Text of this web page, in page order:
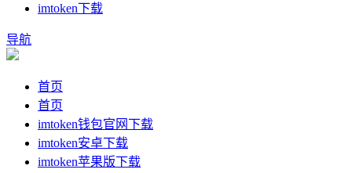
imtoken下载
导航
首页
首页
imtoken钱包官网下载
imtoken安卓下载
imtoken苹果版下载